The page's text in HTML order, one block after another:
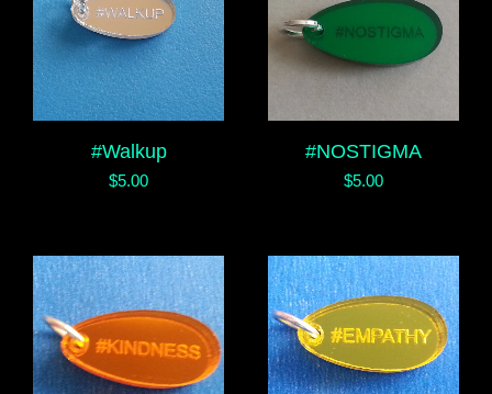
#Walkup
$5.00
#NOSTIGMA
$5.00